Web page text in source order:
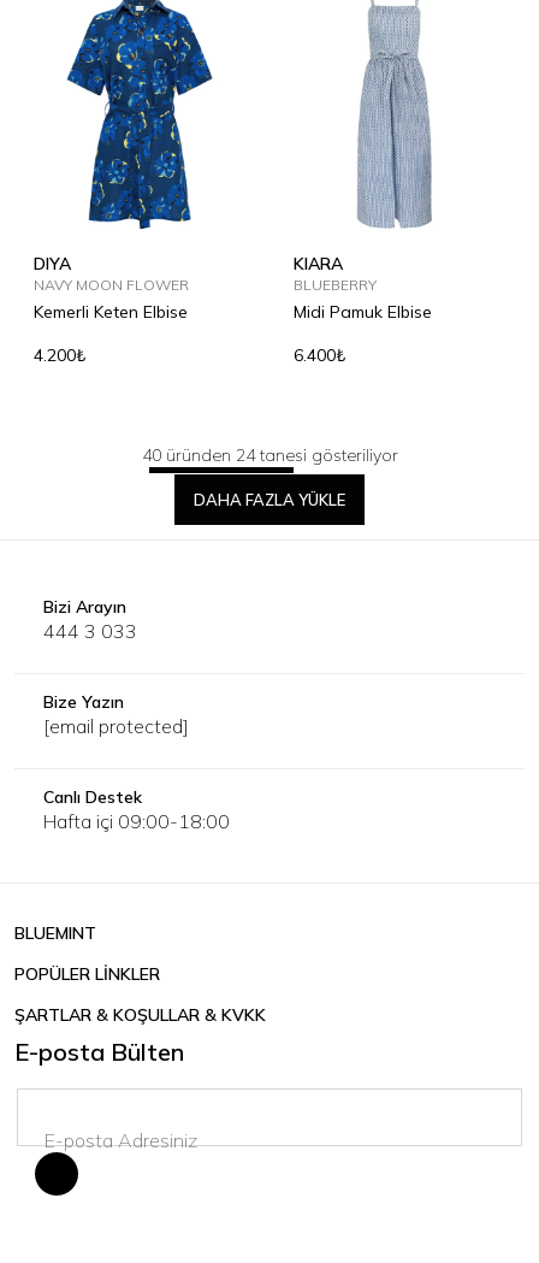
DIYA
NAVY MOON FLOWER
Kemerli Keten Elbise
4.200₺
KIARA
BLUEBERRY
Midi Pamuk Elbise
6.400₺
40 üründen 24 tanesi gösteriliyor
DAHA FAZLA YÜKLE
Bizi Arayın
444 3 033
Bize Yazın
[email protected]
Canlı Destek
Hafta içi 09:00-18:00
BLUEMINT
POPÜLER LİNKLER
ŞARTLAR & KOŞULLAR & KVKK
E-posta Bülten